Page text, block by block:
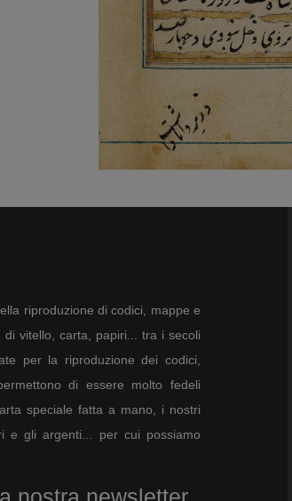
riproduzione di codici, mappe e
vitello, carta, papiri... tra i secoli
per la riproduzione dei codici,
di essere molto fedeli
speciale fatta a mano, i nostri
e gli argenti... per cui possiamo